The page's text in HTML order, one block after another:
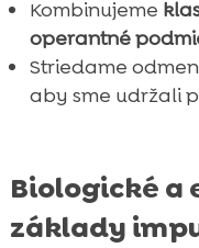
Kombinujeme
operantné
Striedame
aby sme udržali
Biologické a
základy